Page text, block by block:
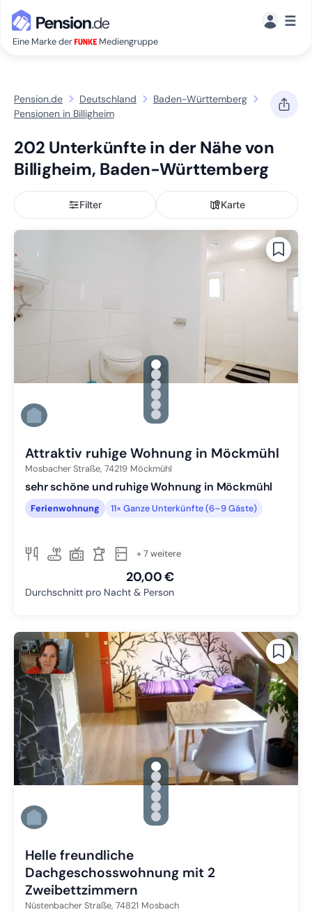
Eine Marke der Mediengruppe
☰
Pension.de Deutschland
Baden-Württemberg
Pensionen in Billigheim
202 Unterkünfte in der Nähe von
Billigheim, Baden-Württemberg
Filter Karte
gallery.slide_selector
Zu Slide 1 wechseln
Zu Slide 2 wechseln
Zu Slide 3 wechseln
Zu Slide 4 wechseln
Zu Slide 5 wechseln
Zu Slide 6 wechseln
At­trak­tiv ruhige Wohnung in Möckmühl
Mosbacher Straße, 74219 Möckmühl
sehr schöne und ruhige Wohnung in Möckmühl
Ferienwohnung 11× Ganze Unterkünfte (6–9 Gäste)
+ 7 weitere
20,00 €
Durchschnitt pro Nacht & Person
gallery.slide_selector
Zu Slide 1 wechseln
Zu Slide 2 wechseln
Zu Slide 3 wechseln
Zu Slide 4 wechseln
Zu Slide 5 wechseln
Zu Slide 6 wechseln
Helle freundliche
Dachgeschosswohnung mit 2
Zweibettzimmern
Nüstenbacher Straße, 74821 Mosbach